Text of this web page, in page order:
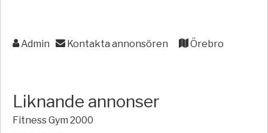
Admin Kontakta annonsören Örebro
Liknande annonser
Fitness Gym 2000